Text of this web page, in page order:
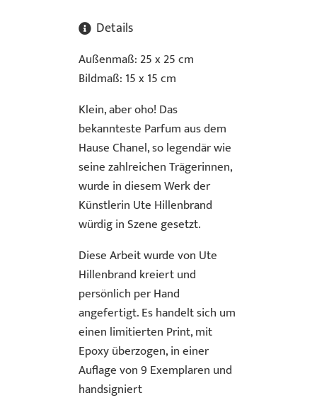
Details
Außenmaß: 25 x 25 cm
Bildmaß: 15 x 15 cm
Klein, aber oho! Das
bekannteste Parfum aus dem
Hause Chanel, so legendär wie
seine zahlreichen Trägerinnen,
wurde in diesem Werk der
Künstlerin Ute Hillenbrand
würdig in Szene gesetzt.
Diese Arbeit wurde von Ute
Hillenbrand kreiert und
persönlich per Hand
angefertigt. Es handelt sich um
einen limitierten Print, mit
Epoxy überzogen, in einer
Auflage von 9 Exemplaren und
handsigniert